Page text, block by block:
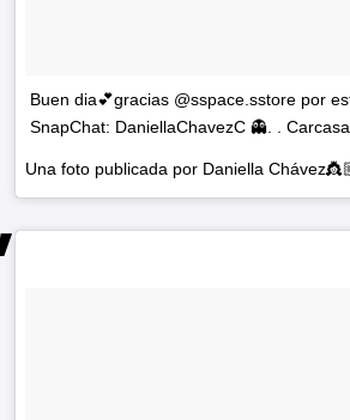
Buen dia💕gracias @sspace.sstore por
SnapChat: DaniellaChavezC 👻. . Carcasa